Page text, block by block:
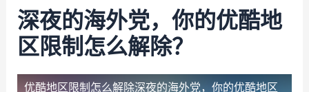
深夜的海外党，你的优酷地
区限制怎么解除？
优酷地区限制怎么解除深夜的海外党，你的优酷地区